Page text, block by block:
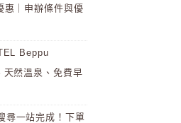
惠｜申辦條件與優
Beppu
然溫泉、免費早
尋一站完成！下單